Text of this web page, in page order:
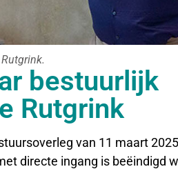
bestuurlijk
Rutgrink
van 11 maart
directe ingang is beëindigd